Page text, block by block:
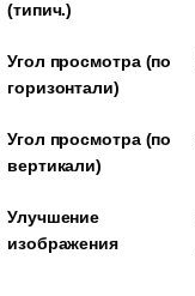
(типич.)
Угол просмотра (по
горизонтали)
Угол просмотра (по
вертикали)
Улучшение
изображения